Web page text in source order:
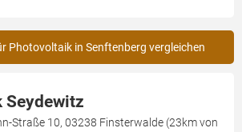
Photovoltaik in Senftenberg vergleichen
Seydewitz
Straße 10, 03238 Finsterwalde (23km von